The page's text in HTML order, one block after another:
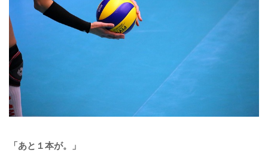
「あと１本が。」